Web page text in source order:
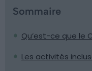
Sommaire
Qu’est-ce que le
Les activités